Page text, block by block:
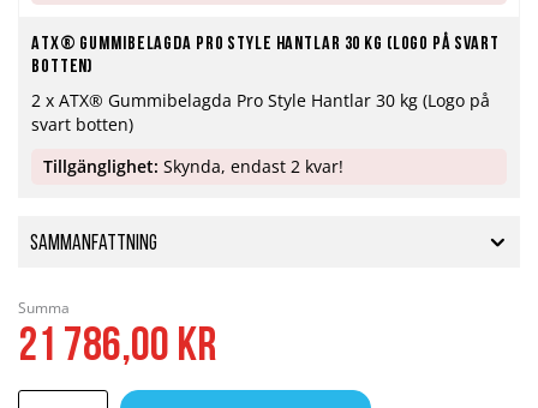
ATX® Gummibelagda Pro Style Hantlar 30 kg (Logo på svart
botten)
2 x ATX® Gummibelagda Pro Style Hantlar 30 kg (Logo på
svart botten)
Tillgänglighet: Skynda, endast 2 kvar!
Sammanfattning
Summa
21 786,00 kr